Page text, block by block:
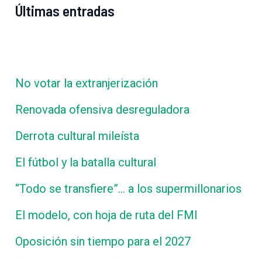
Últimas entradas
No votar la extranjerización
Renovada ofensiva desreguladora
Derrota cultural mileísta
El fútbol y la batalla cultural
“Todo se transfiere”… a los supermillonarios
El modelo, con hoja de ruta del FMI
Oposición sin tiempo para el 2027